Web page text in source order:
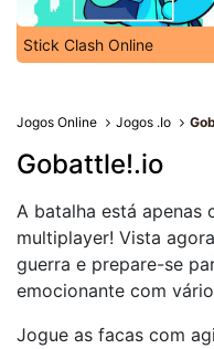
Stick Clash Online
Jogos Online Jogos .Io
Gobattle!.io
A batalha está apenas
multiplayer! Vista
guerra e prepare-se
emocionante com
Jogue as facas com